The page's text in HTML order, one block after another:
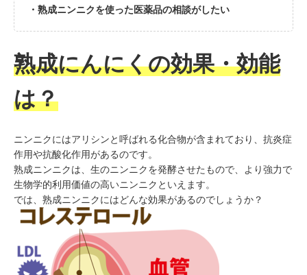
・熟成ニンニクを使った医薬品の相談がしたい
熟成にんにくの効果・効能
は？
ニンニクにはアリシンと呼ばれる化合物が含まれており、抗炎症
作用や抗酸化作用があるのです。
熟成ニンニクは、生のニンニクを発酵させたもので、より強力で
生物学的利用価値の高いニンニクといえます。
では、熟成ニンニクにはどんな効果があるのでしょうか？